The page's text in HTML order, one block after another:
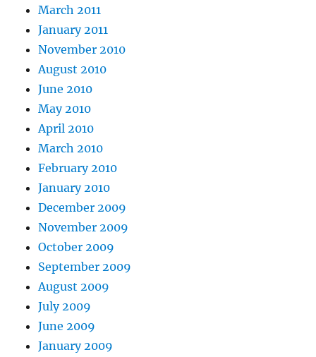
March 2011
January 2011
November 2010
August 2010
June 2010
May 2010
April 2010
March 2010
February 2010
January 2010
December 2009
November 2009
October 2009
September 2009
August 2009
July 2009
June 2009
January 2009